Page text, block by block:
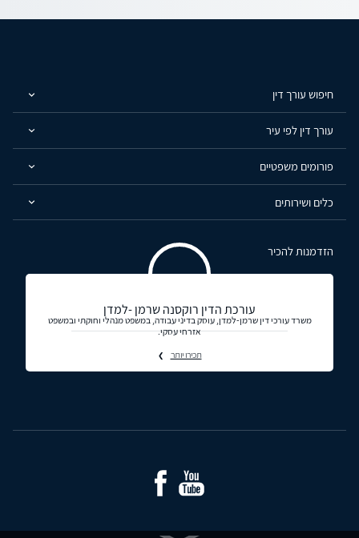
חיפוש עורך דין
עורך דין לפי עיר
פורומים משפטיים
כלים ושירותים
הזדמנות להכיר
עורכת הדין רוקסנה שרמן -למדן
משרד עורכי דין שרמן-למדן, עוסק בדיני עבודה, במשפט מנהלי וחוקתי ובמשפט
אזרחי עסקי.
תכירו יותר